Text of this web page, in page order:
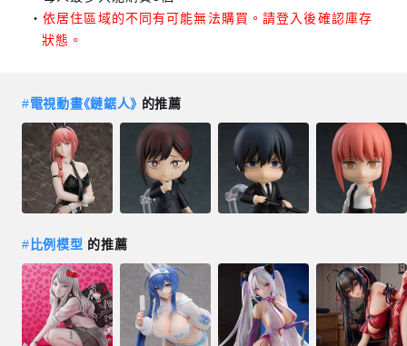
依居住區域的不同有可能無法購買。請登入後確認庫存
狀態。
#電視動畫《鏈鋸人》 的推薦
# 比例模型 的推薦